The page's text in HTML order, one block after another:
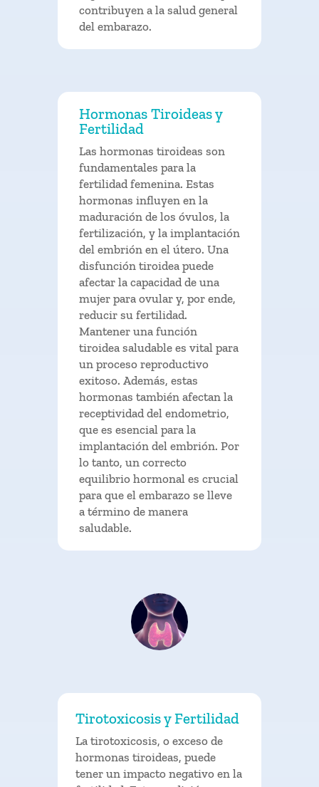
contribuyen a la salud general
del embarazo.
Hormonas Tiroideas y
Fertilidad
Las hormonas tiroideas son
fundamentales para la
fertilidad femenina. Estas
hormonas influyen en la
maduración de los óvulos, la
fertilización, y la implantación
del embrión en el útero. Una
disfunción tiroidea puede
afectar la capacidad de una
mujer para ovular y, por ende,
reducir su fertilidad.
Mantener una función
tiroidea saludable es vital para
un proceso reproductivo
exitoso. Además, estas
hormonas también afectan la
receptividad del endometrio,
que es esencial para la
implantación del embrión. Por
lo tanto, un correcto
equilibrio hormonal es crucial
para que el embarazo se lleve
a término de manera
saludable.
Tirotoxicosis y Fertilidad
La tirotoxicosis, o exceso de
hormonas tiroideas, puede
tener un impacto negativo en la